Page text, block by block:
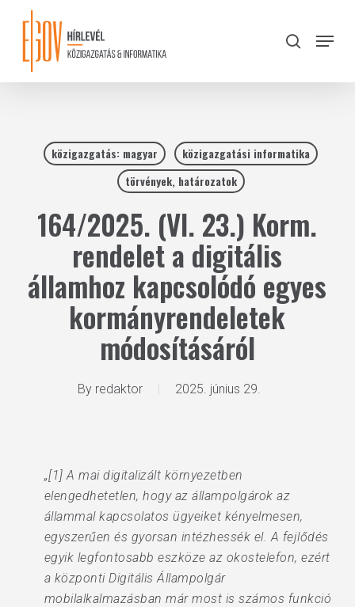
content
search
Menu
közigazgatás: magyar
közigazgatási informatika
törvények, határozatok
164/2025. (VI. 23.) Korm.
rendelet a digitális
államhoz kapcsolódó egyes
kormányrendeletek
módosításáról
By redaktor 2025. június 29.
„[1] A mai digitalizált környezetben
elengedhetetlen, hogy az állampolgárok az
állammal kapcsolatos ügyeiket kényelmesen,
egyszerűen és gyorsan intézhessék el. A fejlődés
egyik legfontosabb eszköze az okostelefon, ezért
a központi Digitális Állampolgár
mobilalkalmazásban már most is számos funkció
Close